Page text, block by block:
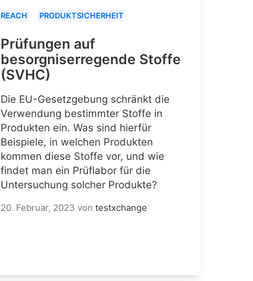
REACH PRODUKTSICHERHEIT
Prüfungen auf
besorgniserregende Stoffe
(SVHC)
Die EU-Gesetzgebung schränkt die
Verwendung bestimmter Stoffe in
Produkten ein. Was sind hierfür
Beispiele, in welchen Produkten
kommen diese Stoffe vor, und wie
findet man ein Prüflabor für die
Untersuchung solcher Produkte?
20. Februar, 2023 von testxchange